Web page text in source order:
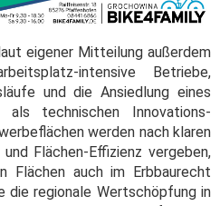
eigener Mitteilung außerdem
intensive Betriebe,
und die Ansiedlung eines
als technischen Innovations-
werden nach klaren
Flächen-Effizienz vergeben,
Flächen auch im Erbbaurecht
die regionale Wertschöpfung in